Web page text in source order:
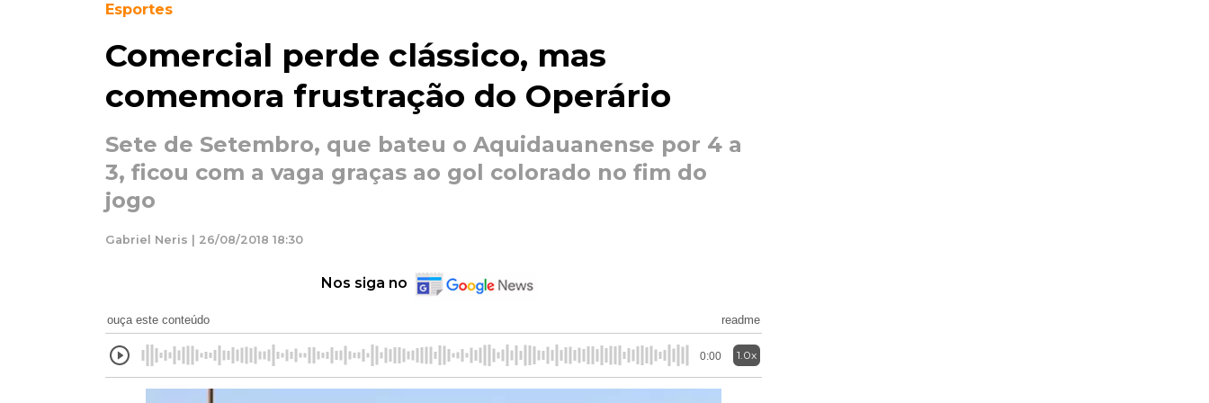
Esportes
Comercial perde clássico, mas
comemora frustração do Operário
Sete de Setembro, que bateu o Aquidauanense por 4 a
3, ficou com a vaga graças ao gol colorado no fim do
jogo
Gabriel Neris | 26/08/2018 18:30
Nos siga no
ouça este conteúdo readme
0:00 1.0x